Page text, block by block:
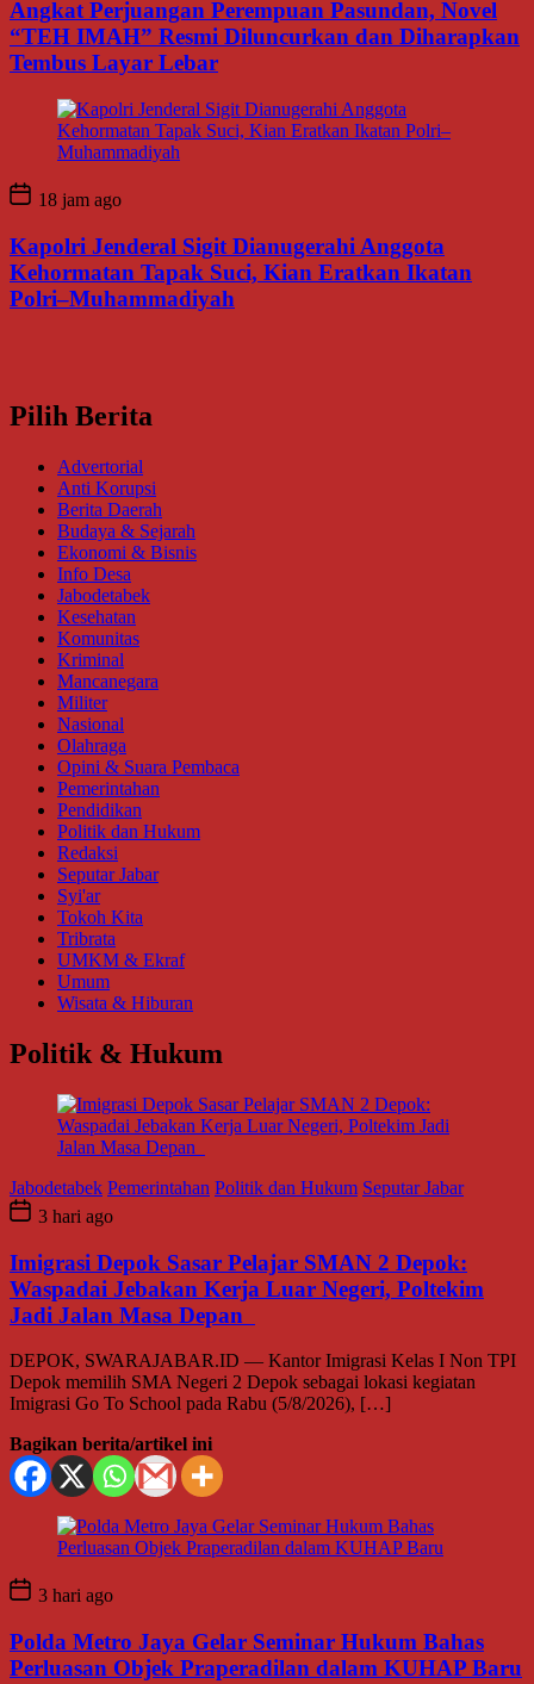
Angkat Perjuangan Perempuan Pasundan, Novel
“TEH IMAH” Resmi Diluncurkan dan Diharapkan
Tembus Layar Lebar
18 jam ago
Kapolri Jenderal Sigit Dianugerahi Anggota
Kehormatan Tapak Suci, Kian Eratkan Ikatan
Polri–Muhammadiyah
Pilih Berita
Advertorial
Anti Korupsi
Berita Daerah
Budaya & Sejarah
Ekonomi & Bisnis
Info Desa
Jabodetabek
Kesehatan
Komunitas
Kriminal
Mancanegara
Militer
Nasional
Olahraga
Opini & Suara Pembaca
Pemerintahan
Pendidikan
Politik dan Hukum
Redaksi
Seputar Jabar
Syi'ar
Tokoh Kita
Tribrata
UMKM & Ekraf
Umum
Wisata & Hiburan
Politik & Hukum
Jabodetabek Pemerintahan Politik dan Hukum Seputar Jabar
3 hari ago
Imigrasi Depok Sasar Pelajar SMAN 2 Depok:
Waspadai Jebakan Kerja Luar Negeri, Poltekim
Jadi Jalan Masa Depan
DEPOK, SWARAJABAR.ID — Kantor Imigrasi Kelas I Non TPI
Depok memilih SMA Negeri 2 Depok sebagai lokasi kegiatan
Imigrasi Go To School pada Rabu (5/8/2026), […]
Bagikan berita/artikel ini
3 hari ago
Polda Metro Jaya Gelar Seminar Hukum Bahas
Perluasan Objek Praperadilan dalam KUHAP Baru